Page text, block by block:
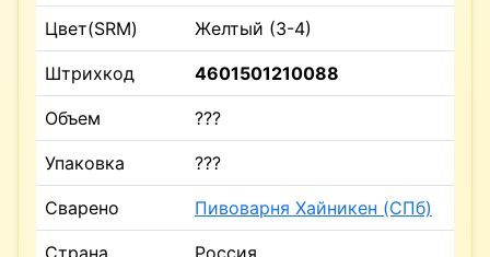
Цвет(SRM) Желтый (3-4)
Штрихкод 4601501210088
Объем ???
Упаковка ???
Сварено Пивоварня Хайникен (СПб)